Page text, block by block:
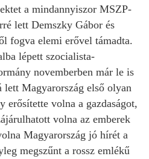
a mindannyiszor MSZP-
lett Demszky Gábor és
fogva elemi erővel támadta.
lépett szocialista-
novemberben már le is
lett Magyarország első olyan
erősítette volna a gazdaságot,
volna az emberek
Magyarország jó hírét a
megszűnt a rossz emlékű